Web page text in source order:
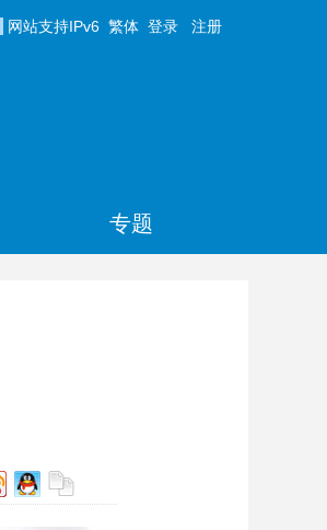
网站支持IPv6 繁体 登录 注册
专题